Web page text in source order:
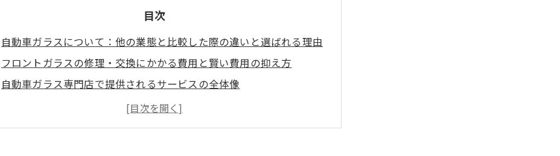
目次
自動車ガラスについて：他の業態と比較した際の違いと選ばれる理由
フロントガラスの修理・交換にかかる費用と賢い費用の抑え方
自動車ガラス専門店で提供されるサービスの全体像
自動車ガラス専門店の技術力と信頼性を裏付ける要素
店舗の探し方と選び方のガイド